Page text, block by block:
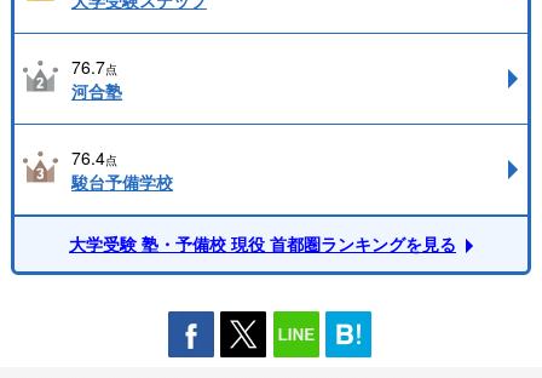
76.7点
河合塾
76.4点
駿台予備学校
大学受験 塾・予備校 現役 首都圏ランキングを見る